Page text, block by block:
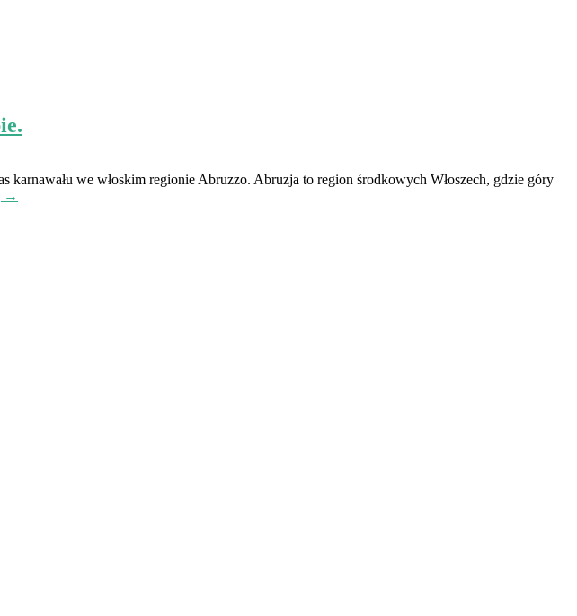
karnawału we włoskim regionie Abruzzo. Abruzja to region środkowych Włoszech, gdzie góry
→